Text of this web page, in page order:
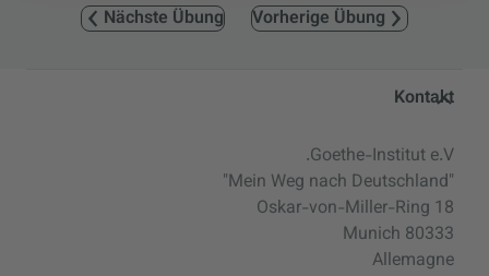
Vorherige Übung
Nächste Übung
Service- und Informationsbereich
Kontakt
Goethe-Institut e.V.
"Mein Weg nach Deutschland"
Oskar-von-Miller-Ring 18
80333 Munich
Allemagne